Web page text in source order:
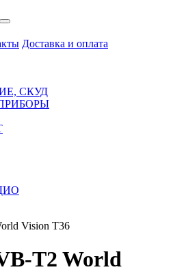
Доставка и оплата
СКУД
Vision T36
T2 World